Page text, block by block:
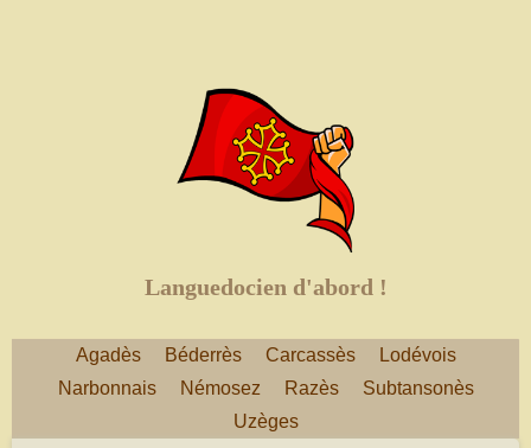
Languedocien d'abord !
Agadès Béderrès Carcassès
Lodévois
Narbonnais
Némosez Razès
Subtansonès
Uzèges